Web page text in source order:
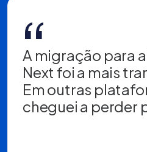
“
A migração para
Next foi a mais
Em outras
cheguei a perder